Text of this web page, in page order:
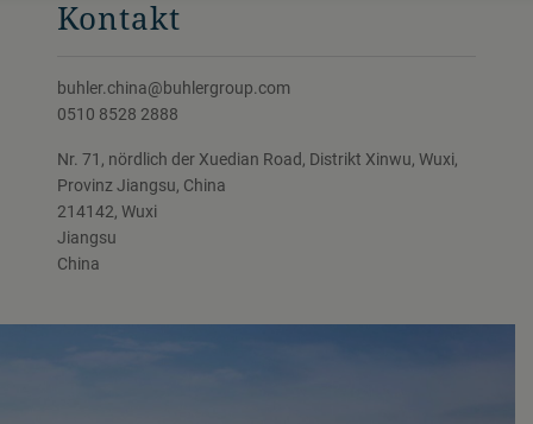
Kontakt
buhler.china@buhlergroup.com
0510 8528 2888
Nr. 71, nördlich der Xuedian Road, Distrikt Xinwu, Wuxi,
Provinz Jiangsu, China
214142, Wuxi
Jiangsu
China